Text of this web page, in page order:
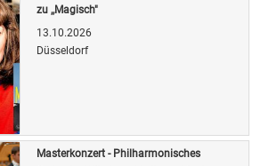
zu ,,Magisch"
13.10.2026
Düsseldorf
Masterkonzert - Philharmonisches